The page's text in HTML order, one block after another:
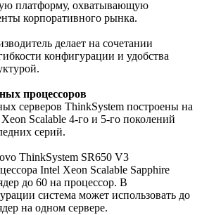
платформу, охватывающую
корпоративного рынка.
делает на сочетании
конфигурации и удобства
процессоров
серверов ThinkSystem построены на
Scalable 4-го и 5-го поколений
серий.
ThinkSystem SR650 V3
Intel Xeon Scalable Sapphire
до 60 на процессор. В
система может использовать до
на одном сервере.